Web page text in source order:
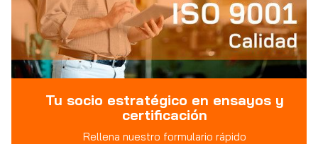
Tu socio estratégico en ensayos y
certificación
Rellena nuestro formulario rápido